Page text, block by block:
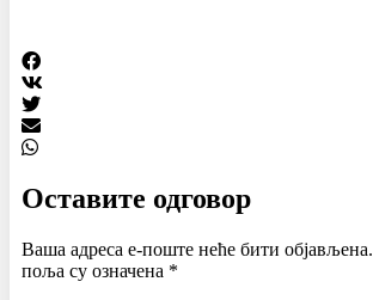
Оставите одговор
Ваша адреса е-поште неће бити објављена.
поља су означена *